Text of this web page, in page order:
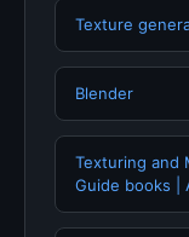
Texture
Blender
Texturing and
Guide books |